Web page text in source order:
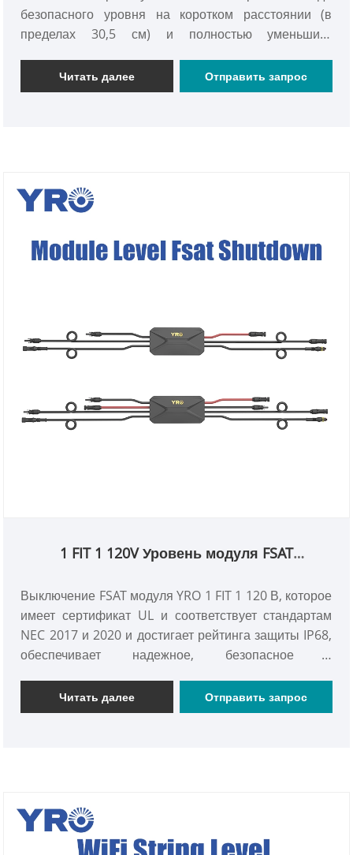
безопасного уровня на коротком расстоянии (в
пределах 30,5 см) и полностью уменьшить
Читать далее Отправить запрос
1 FIT 1 120V Уровень модуля FSAT
Выключение FSAT модуля YRO 1 FIT 1 120 В, которое
имеет сертификат UL и соответствует стандартам
NEC 2017 и 2020 и достигает рейтинга защиты IP68,
обеспечивает надежное, безопасное и
отключения для поля солнечного приложения.
Читать далее Отправить запрос